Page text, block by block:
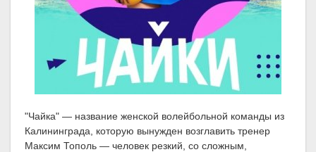
"Чайка" — название женской волейбольной команды из
Калининграда, которую вынужден возглавить тренер
Максим Тополь — человек резкий, со сложным,